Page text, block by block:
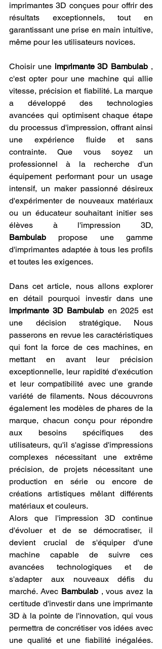
imprimantes 3D conçues pour offrir des
résultats exceptionnels, tout en
garantissant une prise en main intuitive,
même pour les utilisateurs novices.
Choisir une imprimante 3D Bambulab ,
c'est opter pour une machine qui allie
vitesse, précision et fiabilité. La marque
a développé des technologies
avancées qui optimisent chaque étape
du processus d'impression, offrant ainsi
une expérience fluide et sans
contrainte. Que vous soyez un
professionnel à la recherche d'un
équipement performant pour un usage
intensif, un maker passionné désireux
d'expérimenter de nouveaux matériaux
ou un éducateur souhaitant initier ses
Bambulab propose une gamme
d'imprimantes adaptée à tous les profils
et toutes les exigences.
Dans cet article, nous allons explorer
imprimante 3D Bambulab en 2025 est
une décision stratégique. Nous
passerons en revue les caractéristiques
qui font la force de ces machines, en
mettant en avant leur précision
exceptionnelle, leur rapidité d'exécution
et leur compatibilité avec une grande
variété de filaments. Nous découvrons
également les modèles de phares de la
marque, chacun conçu pour répondre
aux besoins spécifiques des
utilisateurs, qu'il s'agisse d'impressions
complexes nécessitant une extrême
précision, de projets nécessitant une
production en série ou encore de
créations artistiques mêlant différents
matériaux et couleurs.
Alors que l'impression 3D continue
d'évoluer et de se démocratiser, il
devient crucial de s'équiper d'une
machine capable de suivre ces
avancées technologiques et de
s'adapter aux nouveaux défis du
marché. Avec Bambulab , vous avez la
certitude d'investir dans une imprimante
3D à la pointe de l'innovation, qui vous
permettra de concrétiser vos idées avec
une qualité et une fiabilité inégalées.